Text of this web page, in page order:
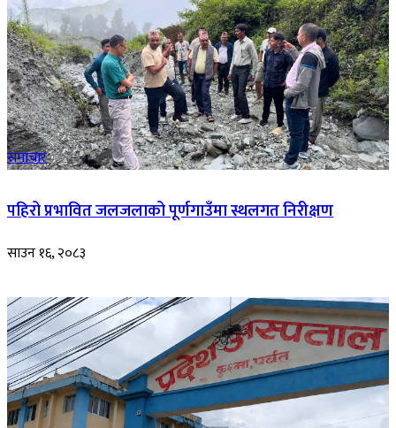
समाचार
पहिरो प्रभावित जलजलाको पूर्णगाउँमा स्थलगत निरीक्षण
साउन १६, २०८३